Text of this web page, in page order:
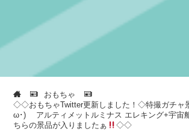
おもちゃ
◇◇おもちゃTwitter更新しました！◇特撮ガチャ
ω･)ゞ アルティメットルミナス エレキング+宇宙
ちらの景品が入りましたぁ
◇◇